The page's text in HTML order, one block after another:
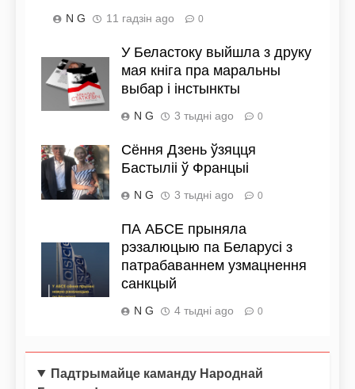
N G 11 гадзін ago 0
У Беластоку выйшла з друку
мая кніга пра маральны
выбар і інстынкты
N G 3 тыдні ago 0
Сёння Дзень ўзяцця
Бастыліі ў Францыі
N G 3 тыдні ago 0
ПА АБСЕ прыняла
рэзалюцыю па Беларусі з
патрабаваннем узмацнення
санкцый
N G 4 тыдні ago 0
Падтрымайце каманду Народнай